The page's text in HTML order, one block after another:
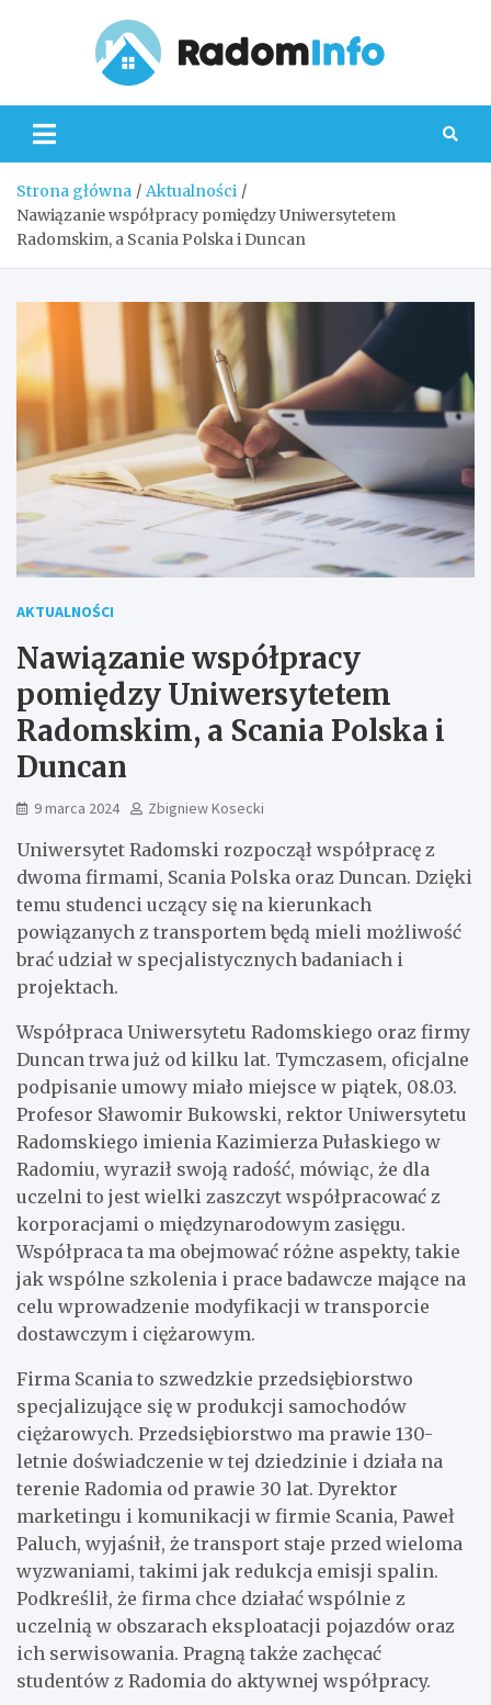
Strona główna
Aktualności
Nawiązanie współpracy pomiędzy Uniwersytetem
Radomskim, a Scania Polska i Duncan
AKTUALNOŚCI
Nawiązanie współpracy
pomiędzy Uniwersytetem
Radomskim, a Scania Polska i
Duncan
9 marca 2024 Zbigniew Kosecki
Uniwersytet Radomski rozpoczął współpracę z
dwoma firmami, Scania Polska oraz Duncan. Dzięki
temu studenci uczący się na kierunkach
powiązanych z transportem będą mieli możliwość
brać udział w specjalistycznych badaniach i
projektach.
Współpraca Uniwersytetu Radomskiego oraz firmy
Duncan trwa już od kilku lat. Tymczasem, oficjalne
podpisanie umowy miało miejsce w piątek, 08.03.
Profesor Sławomir Bukowski, rektor Uniwersytetu
Radomskiego imienia Kazimierza Pułaskiego w
Radomiu, wyraził swoją radość, mówiąc, że dla
uczelni to jest wielki zaszczyt współpracować z
korporacjami o międzynarodowym zasięgu.
Współpraca ta ma obejmować różne aspekty, takie
jak wspólne szkolenia i prace badawcze mające na
celu wprowadzenie modyfikacji w transporcie
dostawczym i ciężarowym.
Firma Scania to szwedzkie przedsiębiorstwo
specjalizujące się w produkcji samochodów
ciężarowych. Przedsiębiorstwo ma prawie 130-
letnie doświadczenie w tej dziedzinie i działa na
terenie Radomia od prawie 30 lat. Dyrektor
marketingu i komunikacji w firmie Scania, Paweł
Paluch, wyjaśnił, że transport staje przed wieloma
wyzwaniami, takimi jak redukcja emisji spalin.
Podkreślił, że firma chce działać wspólnie z
uczelnią w obszarach eksploatacji pojazdów oraz
ich serwisowania. Pragną także zachęcać
studentów z Radomia do aktywnej współpracy.